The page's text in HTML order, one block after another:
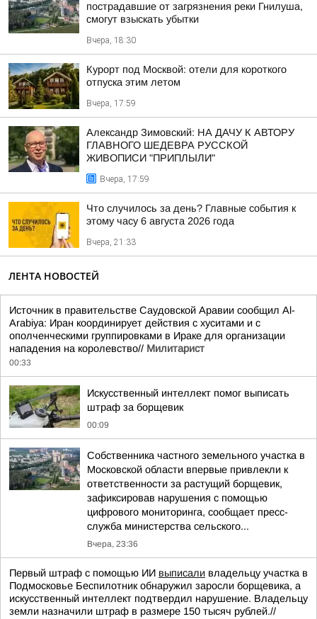
пострадавшие от загрязнения реки Гнилуша,
смогут взыскать убытки
Вчера, 18:30
Курорт под Москвой: отели для короткого
отпуска этим летом
Вчера, 17:59
Александр Зимовский: НА ДАЧУ К АВТОРУ
ГЛАВНОГО ШЕДЕВРА РУССКОЙ
ЖИВОПИСИ "ПРИПЛЫЛИ"
Вчера, 17:59
Что случилось за день? Главные события к
этому часу 6 августа 2026 года
Вчера, 21:33
ЛЕНТА НОВОСТЕЙ
Источник в правительстве Саудовской Аравии сообщил Al-
Arabiya: Иран координирует действия с хуситами и с
ополченческими группировками в Ираке для организации
нападения на королевство// Милитарист
00:33
Искусственный интеллект помог выписать
штраф за борщевик
00:09
Собственника частного земельного участка в
Московской области впервые привлекли к
ответственности за растущий борщевик,
зафиксировав нарушения с помощью
цифрового мониторинга, сообщает пресс-
служба министерства сельского...
Вчера, 23:36
Первый штраф с помощью ИИ выписали владельцу участка в
Подмосковье Беспилотник обнаружил заросли борщевика, а
искусственный интеллект подтвердил нарушение. Владельцу
земли назначили штраф в размере 150 тысяч рублей.//